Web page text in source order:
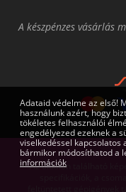
A készpénzes vásárlás
Az oldalon található
specifikációk, a
feltüntetett gépigények
Adataid védelme az első!
használunk azért, hogy
tökéletes felhasználói
engedélyezed ezeknek a
viselkedéssel kapcsolatos
bármikor módosíthatod a
információk